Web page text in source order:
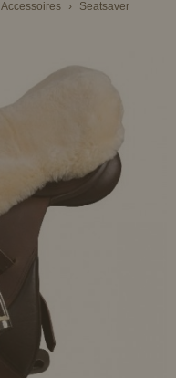
Accessoires ›
Seatsaver